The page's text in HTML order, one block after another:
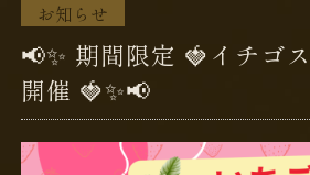
お知らせ
📢✨ 期間限定 🍓イチゴ
開催 🍓✨📢